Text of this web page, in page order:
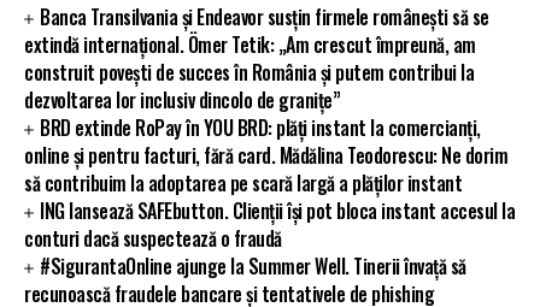
Banca Transilvania și Endeavor susțin firmele românești să se
extindă internațional. Ömer Tetik: „Am crescut împreună, am
construit povești de succes în România și putem contribui la
dezvoltarea lor inclusiv dincolo de granițe”
BRD extinde RoPay în YOU BRD: plăți instant la comercianți,
online și pentru facturi, fără card. Mădălina Teodorescu: Ne dorim
să contribuim la adoptarea pe scară largă a plăților instant
ING lansează SAFEbutton. Clienții își pot bloca instant accesul la
conturi dacă suspectează o fraudă
#SigurantaOnline ajunge la Summer Well. Tinerii învață să
recunoască fraudele bancare și tentativele de phishing